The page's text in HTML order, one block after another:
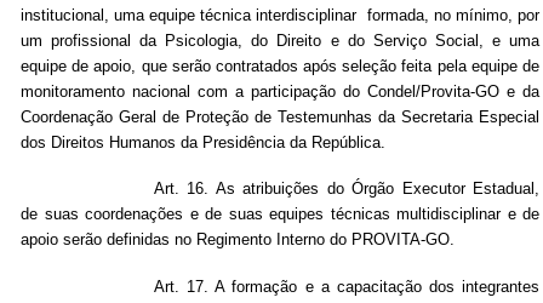
institucional, uma equipe técnica interdisciplinar formada, no mínimo, por
um profissional da Psicologia, do Direito e do Serviço Social, e uma
equipe de apoio, que serão contratados após seleção feita pela equipe de
monitoramento nacional com a participação do Condel/Provita-GO e da
Coordenação Geral de Proteção de Testemunhas da Secretaria Especial
dos Direitos Humanos da Presidência da República.
Art. 16. As atribuições do Órgão Executor Estadual,
de suas coordenações e de suas equipes técnicas multidisciplinar e de
apoio serão definidas no Regimento Interno do PROVITA-GO.
Art. 17. A formação e a capacitação dos integrantes